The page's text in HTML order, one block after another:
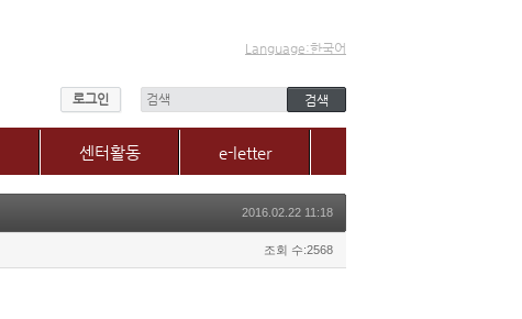
Language:한국어
로그인
센터활동 e-letter
2016.02.22 11:18
조회 수:2568